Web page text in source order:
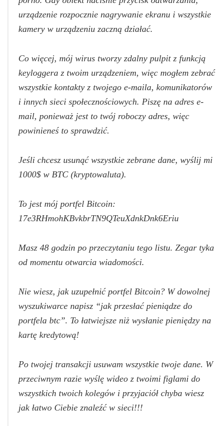
urządzenie rozpocznie nagrywanie ekranu i wszystkie
kamery w urządzeniu zaczną działać.
Co więcej, mój wirus tworzy zdalny pulpit z funkcją
keyloggera z twoim urządzeniem, więc mogłem zebrać
wszystkie kontakty z twojego e-maila, komunikatorów
i innych sieci społecznościowych. Piszę na adres e-
mail, ponieważ jest to twój roboczy adres, więc
powinieneś to sprawdzić.
Jeśli chcesz usunąć wszystkie zebrane dane, wyślij mi
1000$ w BTC (kryptowaluta).
To jest mój portfel Bitcoin:
17e3RHmohKBvkbrTN9QTeuXdnkDnk6Eriu
Masz 48 godzin po przeczytaniu tego listu. Zegar tyka
od momentu otwarcia wiadomości.
Nie wiesz, jak uzupełnić portfel Bitcoin? W dowolnej
wyszukiwarce napisz “jak przesłać pieniądze do
portfela btc”. To łatwiejsze niż wysłanie pieniędzy na
kartę kredytową!
Po twojej transakcji usuwam wszystkie twoje dane. W
przeciwnym razie wyślę wideo z twoimi figlami do
wszystkich twoich kolegów i przyjaciół chyba wiesz
jak łatwo Ciebie znaleźć w sieci!!!